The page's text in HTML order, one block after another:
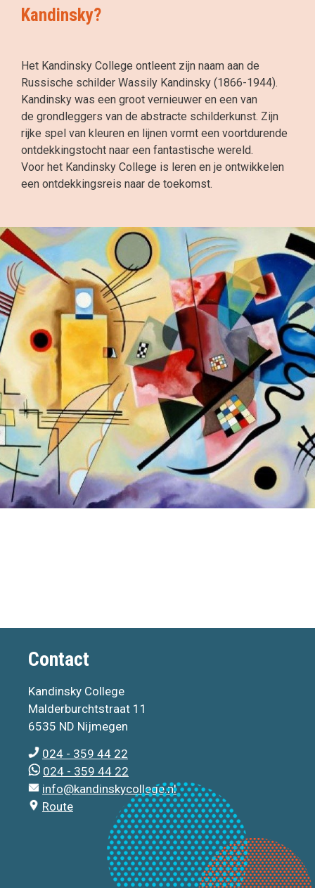
Kandinsky?
Het Kandinsky College ontleent zijn naam aan de
Russische schilder Wassily Kandinsky (1866-1944).
Kandinsky was een groot vernieuwer en een van
de grondleggers van de abstracte schilderkunst. Zijn
rijke spel van kleuren en lijnen vormt een voortdurende
ontdekkingstocht naar een fantastische wereld.
Voor het Kandinsky College is leren en je ontwikkelen
een ontdekkingsreis naar de toekomst.
Contact
Kandinsky College
Malderburchtstraat 11
6535 ND Nijmegen
024 - 359 44 22
024 - 359 44 22
info@kandinskycollege.nl
Route